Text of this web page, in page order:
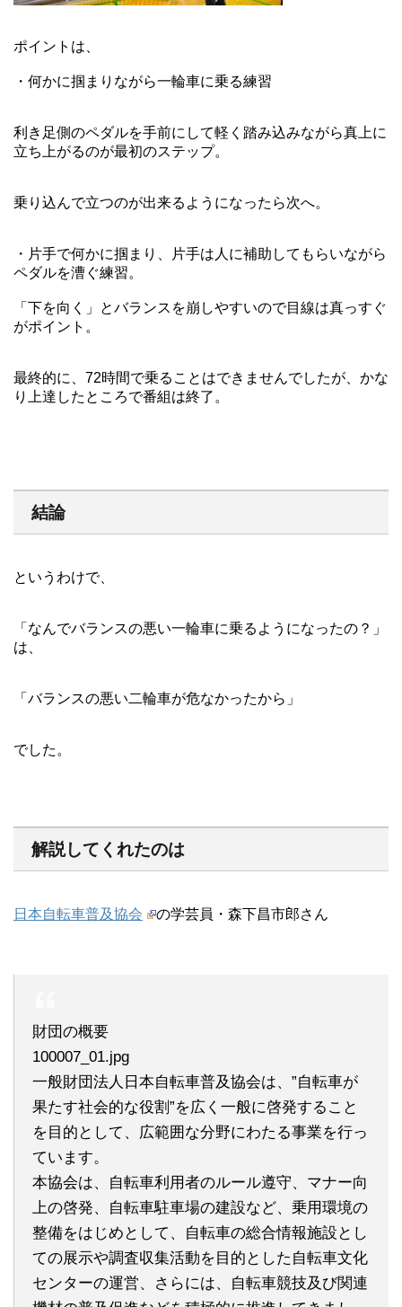
ポイントは、
・何かに掴まりながら一輪車に乗る練習
利き足側のペダルを手前にして軽く踏み込みながら真上に
立ち上がるのが最初のステップ。
乗り込んで立つのが出来るようになったら次へ。
・片手で何かに掴まり、片手は人に補助してもらいながら
ペダルを漕ぐ練習。
「下を向く」とバランスを崩しやすいので目線は真っすぐ
がポイント。
最終的に、72時間で乗ることはできませんでしたが、かな
り上達したところで番組は終了。
結論
というわけで、
「なんでバランスの悪い一輪車に乗るようになったの？」
は、
「バランスの悪い二輪車が危なかったから」
でした。
解説してくれたのは
日本自転車普及協会 の学芸員・森下昌市郎さん
財団の概要
100007_01.jpg
一般財団法人日本自転車普及協会は、”自転車が
果たす社会的な役割”を広く一般に啓発すること
を目的として、広範囲な分野にわたる事業を行っ
ています。
本協会は、自転車利用者のルール遵守、マナー向
上の啓発、自転車駐車場の建設など、乗用環境の
整備をはじめとして、自転車の総合情報施設とし
ての展示や調査収集活動を目的とした自転車文化
センターの運営、さらには、自転車競技及び関連